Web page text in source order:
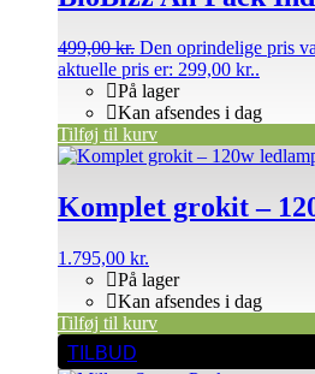
499,00kr. Den oprindelige pris
aktuelle pris er: 299,00 kr..
På lager
Kan afsendes i dag
Tilføj til kurv
Komplet grokit –
1.795,00 kr.
På lager
Kan afsendes i dag
Tilføj til kurv
TILBUD